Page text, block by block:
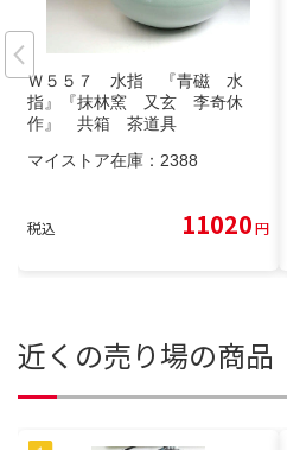
Ｗ５５７ 水指 『青磁 水
指』『抹林窯 又玄 李奇休
作』 共箱 茶道具
マイストア在庫： 2388
税込 11020円
近くの売り場の商品